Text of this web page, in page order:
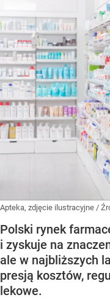
Apteka, zdjęcie ilustracyjne /
Polski rynek
i zyskuje na
ale w najbliższych
presją kosztów,
lekowe.